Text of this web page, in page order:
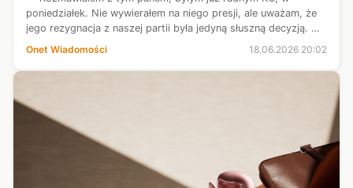
poniedziałek. Nie wywierałem na niego presji, ale uważam, że
jego rezygnacja z naszej partii była jedyną słuszną decyzją. Nie
mam żadnych wątpliwości, bo sprawa jest bulwersująca. Ta
Onet Wiadomości 18.06.2026 20:02